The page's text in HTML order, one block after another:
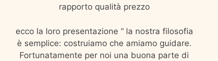
rapporto qualità prezzo
ecco la loro presentazione “la nostra filosofia
è semplice: costruiamo che amiamo guidare.
Fortunatamente per noi una buona parte di